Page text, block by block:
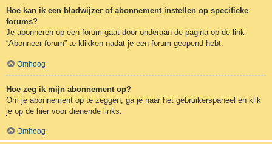
Hoe kan ik een bladwijzer of abonnement instellen op specifieke
forums?
Je abonneren op een forum gaat door onderaan de pagina op de link
“Abonneer forum” te klikken nadat je een forum geopend hebt.
Omhoog
Hoe zeg ik mijn abonnement op?
Om je abonnement op te zeggen, ga je naar het gebruikerspaneel en klik
je op de hier voor dienende links.
Omhoog